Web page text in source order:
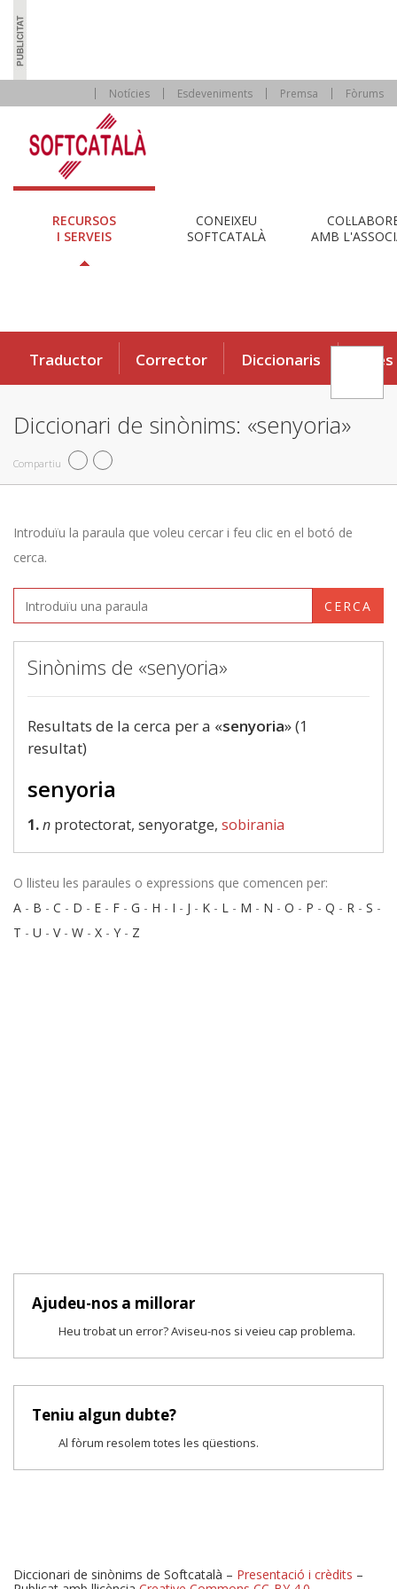
Notícies Esdeveniments Premsa Fòrums
RECURSOS
I SERVEIS
CONEIXEU
SOFTCATALÀ
AMB
Traductor Corrector Diccionaris Eines
Diccionari de sinònims: «senyoria»
Compartiu
Introduïu la paraula que voleu cercar i feu clic en el botó de
cerca.
CERCA
Sinònims de «senyoria»
Resultats de la cerca per a «senyoria» (1
resultat)
senyoria
1.n protectorat, senyoratge, sobirania
O llisteu les paraules o expressions que comencen per:
A - B - C - D - E - F - G - H - I - J - K - L - M - N - O - P - Q - R - S -
T - U - V- W - X - Y - Z
Ajudeu-nos a millorar
Heu trobat un error? Aviseu-nos si veieu cap problema.
Teniu algun dubte?
Al fòrum resolem totes les qüestions.
Diccionari de sinònims de Softcatalà – Presentació i crèdits –